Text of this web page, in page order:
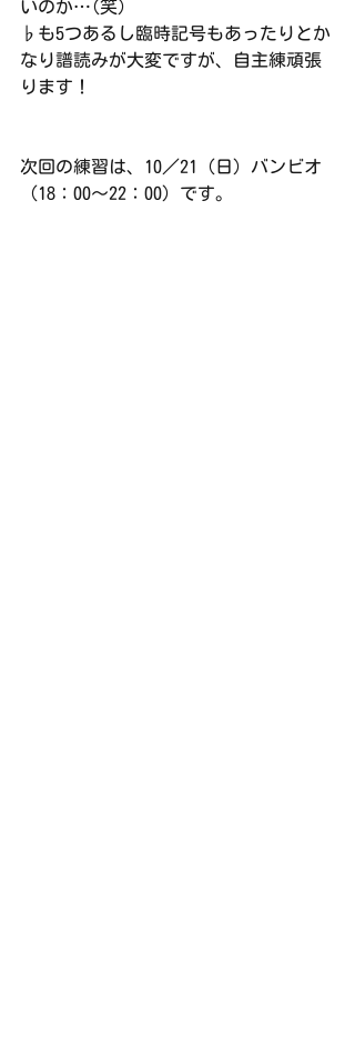
いのか…(笑)
♭も5つあるし臨時記号もあったりとか
なり譜読みが大変ですが、自主練頑張
ります！
次回の練習は、10／21（日）バンビオ
（18：00～22：00）です。